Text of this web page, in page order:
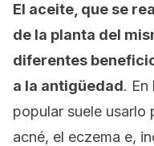
El aceite, que se
de la planta del
diferentes
a la antigüedad. En
popular suele usarlo
acné, el eczema e,